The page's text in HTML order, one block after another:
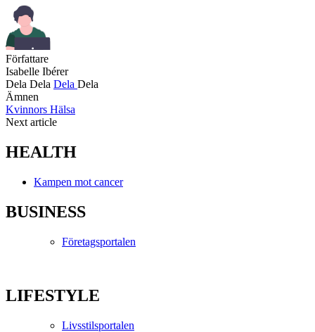
Författare
Isabelle Ibérer
Dela Dela Dela Dela
Ämnen
Kvinnors Hälsa
Next article
HEALTH
Kampen mot cancer
BUSINESS
Företagsportalen
LIFESTYLE
Livsstilsportalen